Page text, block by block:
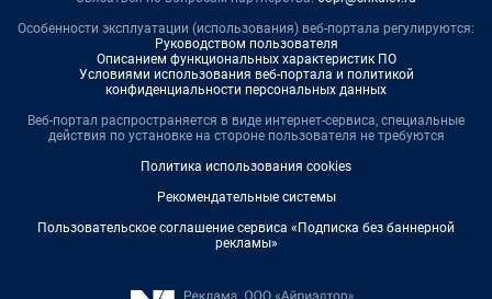
Особенности эксплуатации (использования) веб-портала регулируются:
Руководством пользователя
Описанием функциональных характеристик ПО
Условиями использования веб-портала и политикой
конфиденциальности персональных данных
Веб-портал распространяется в виде интернет-сервиса, специальные
действия по установке на стороне пользователя не требуются
Политика использования cookies
Рекомендательные системы
Пользовательское соглашение сервиса «Подписка без баннерной
рекламы»